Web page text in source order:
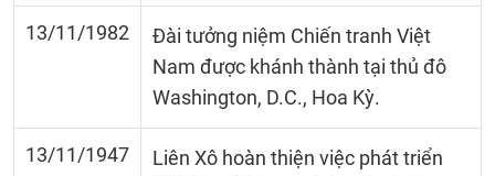
13/11/1982
Đài tưởng niệm Chiến tranh Việt
Nam được khánh thành tại thủ đô
Washington, D.C., Hoa Kỳ.
13/11/1947
Liên Xô hoàn thiện việc phát triển